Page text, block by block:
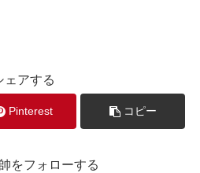
ェアする
Pinterest コピー
をフォローする